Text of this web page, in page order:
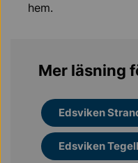
hem.
Mer läsning
Edsviken
Edsviken